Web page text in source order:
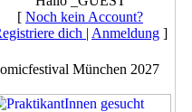
[ Noch kein Account?
dich | Anmeldung ]
München 2027